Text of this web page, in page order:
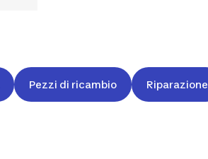
Pezzi di ricambio Riparazione